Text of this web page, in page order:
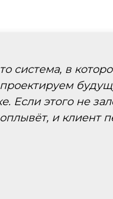
система, в
Если этого не
и клиент